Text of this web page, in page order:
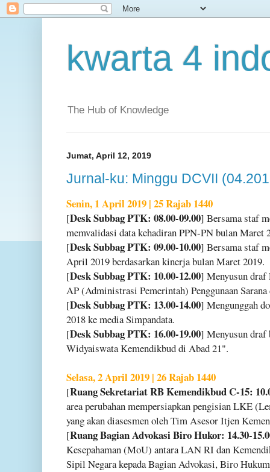
kwarta 4
The Hub of Knowledge
Jumat, April 12, 2019
Jurnal-ku: Minggu DCVII
Senin, 1 April 2019 | 25 Rajab 1440
[Desk Subbag PTK: 08.00-09.00] Bersama staf
memvalidasi data kehadiran PPN-PN bulan Maret
[Desk Subbag PTK: 09.00-10.00] Bersama staf
April 2019 berdasarkan kinerja bulan Maret 2019.
[Desk Subbag PTK: 10.00-12.00] Menyusun draf
AP (Administrasi Pemerintah) Penggunaan Sarana
[Desk Subbag PTK: 13.00-14.00] Mengunggah
2018 ke media Simpandata.
[Desk Subbag PTK: 16.00-19.00] Menyusun draf
Widyaiswata Kemendikbud di Abad 21".
Selasa, 2 April 2019 | 26 Rajab 1440
[Ruang Sekretariat RB Kemendikbud C-15:
area perubahan mempersiapkan pengisian LKE
yang akan diasesmen oleh Tim Asesor Itjen
[Ruang Bagian Advokasi Biro Hukor: 14.30-
Kesepahaman (MoU) antara LAN RI dan
Sipil Negara kepada Bagian Advokasi, Biro